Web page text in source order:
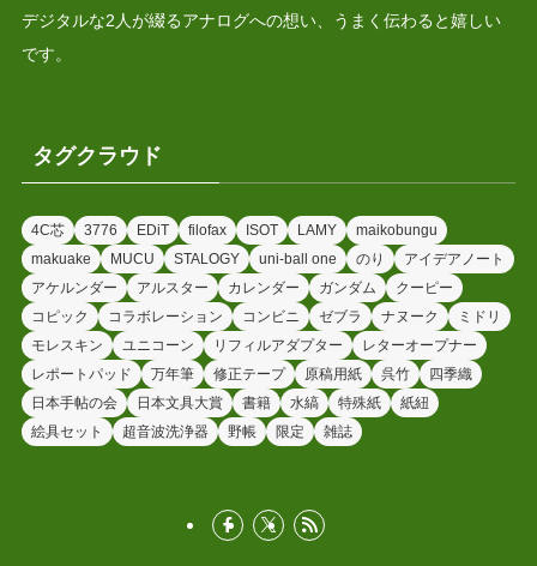
デジタルな2人が綴るアナログへの想い、うまく伝わると嬉しい
です。
タグクラウド
4C芯 3776 EDiT filofax ISOT LAMY
maikobungu
makuake
MUCU STALOGY uni-ball one のり
アイデアノート
アケルンダー
アルスター カレンダー ガンダム
クーピー
コピック
コラボレーション コンビニ ゼブラ ナヌーク
ミドリ
モレスキン
ユニコーン リフィルアダプター
レターオープナー
レポートパッド
万年筆 修正テープ 原稿用紙 呉竹
四季織
日本手帖の会
日本文具大賞 書籍 水縞 特殊紙
紙紐
絵具セット
超音波洗浄器 野帳 限定 雑誌